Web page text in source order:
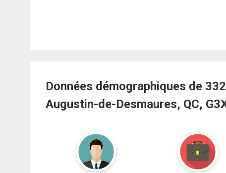
Données démographiques de
Augustin-de-Desmaures, QC,